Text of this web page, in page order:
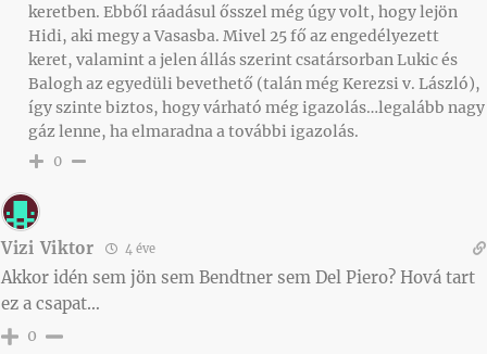
keretben. Ebből ráadásul ősszel még úgy volt, hogy lejön
Hidi, aki megy a Vasasba. Mivel 25 fő az engedélyezett
keret, valamint a jelen állás szerint csatársorban Lukic és
Balogh az egyedüli bevethető (talán még Kerezsi v. László),
így szinte biztos, hogy várható még igazolás…legalább nagy
gáz lenne, ha elmaradna a további igazolás.
0
Vizi Viktor 4 éve
Akkor idén sem jön sem Bendtner sem Del Piero? Hová tart
ez a csapat…
0